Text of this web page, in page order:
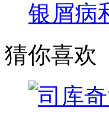
银屑病
猜你喜欢